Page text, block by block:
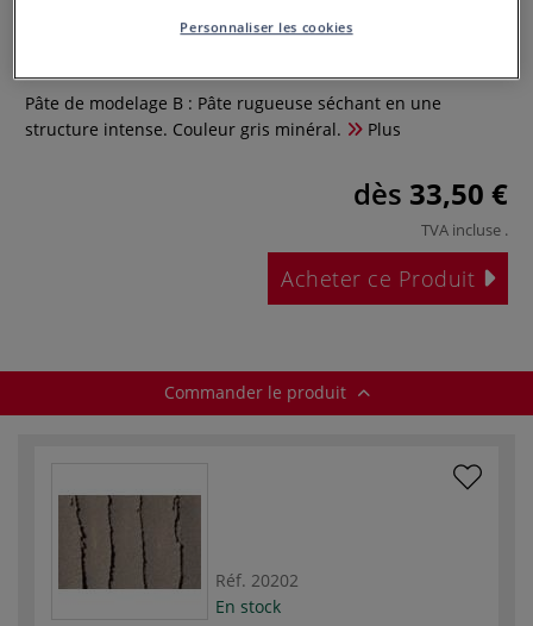
Pâte de modelage B : Pâte rugueuse séchant en une
structure intense. Couleur gris minéral.
Plus
dès 33,50 €
TVA incluse .
Acheter ce Produit
Commander le produit
Réf. 20202
En stock
Personnaliser les cookies